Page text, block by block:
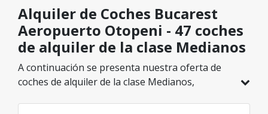
Alquiler de Coches Bucarest
Aeropuerto Otopeni - 47 coches
de alquiler de la clase Medianos
A continuación se presenta nuestra oferta de
coches de alquiler de la clase Medianos,